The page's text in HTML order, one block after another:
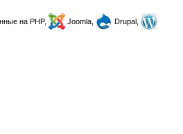
на PHP, Joomla,
Drupal,